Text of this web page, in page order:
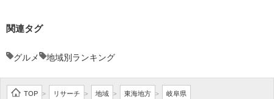
関連タグ
グルメ 地域別ランキング
TOP > リサーチ > 地域 > 東海地方 > 岐阜県